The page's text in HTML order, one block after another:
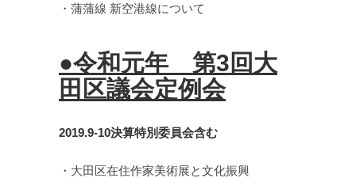
・蒲蒲線 新空港線について
●令和元年 第3回大
田区議会定例会
2019.9-10決算特別委員会含む
・大田区在住作家美術展と文化振興